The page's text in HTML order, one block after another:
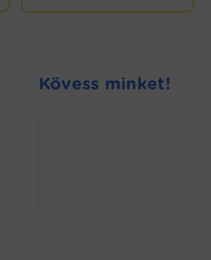
Kövess minket!